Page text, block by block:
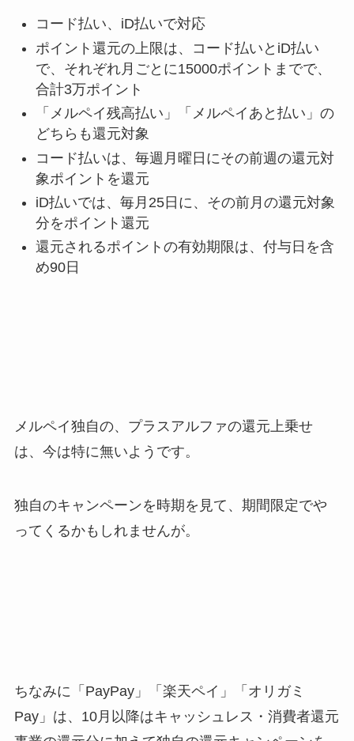
コード払い、iD払いで対応
ポイント還元の上限は、コード払いとiD払い
で、それぞれ月ごとに15000ポイントまでで、
合計3万ポイント
「メルペイ残高払い」「メルペイあと払い」の
どちらも還元対象
コード払いは、毎週月曜日にその前週の還元対
象ポイントを還元
iD払いでは、毎月25日に、その前月の還元対象
分をポイント還元
還元されるポイントの有効期限は、付与日を含
め90日
メルペイ独自の、プラスアルファの還元上乗せ
は、今は特に無いようです。
独自のキャンペーンを時期を見て、期間限定でや
ってくるかもしれませんが。
ちなみに「PayPay」「楽天ペイ」「オリガミ
Pay」は、10月以降はキャッシュレス・消費者還元